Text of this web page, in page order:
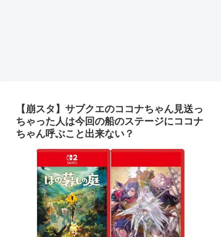
【崩スタ】サブクエのココナちゃん見送っ
ちゃった人は今回の船のステージにココナ
ちゃん呼ぶこと出来ない？